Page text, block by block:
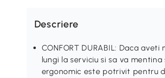
Descriere
CONFORT DURABIL: Daca
lungi la serviciu si sa va
ergonomic este potrivit pentru